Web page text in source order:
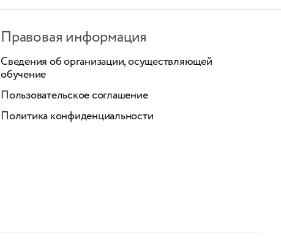
Правовая информация
Сведения об организации, осуществляющей
обучение
Пользовательское соглашение
Политика конфиденциальности